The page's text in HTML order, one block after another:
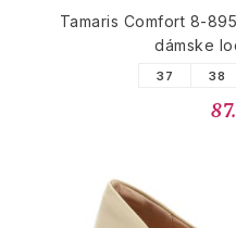
Tamaris Comfort 8-
dámske
37 38